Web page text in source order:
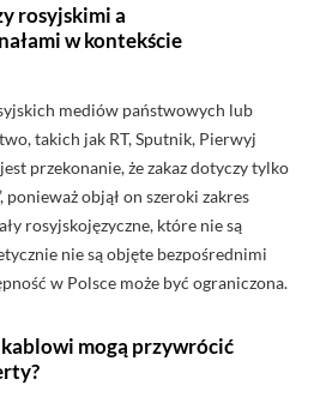
rosyjskimi a
w kontekście
mediów państwowych lub
takich jak RT, Sputnik, Pierwyj
przekonanie, że zakaz dotyczy tylko
ponieważ objął on szeroki zakres
rosyjskojęzyczne, które nie są
nie są objęte bezpośrednimi
w Polsce może być ograniczona.
mogą przywrócić